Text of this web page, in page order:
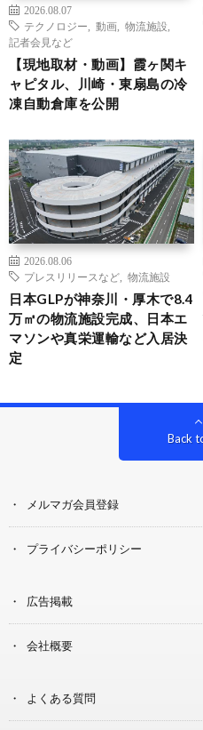
2026.08.07
テクノロジー
動画 物流施設
記者会見など
【現地取材・動画】霞ヶ関キ
ャピタル、川崎・東扇島の冷
凍自動倉庫を公開
2026.08.06
プレスリリースなど
物流施設
日本GLPが神奈川・厚木で8.4
万㎡の物流施設完成、日本エ
マソンや真栄運輸など入居決
定
Back
メルマガ会員登録
プライバシーポリシー
広告掲載
会社概要
よくある質問